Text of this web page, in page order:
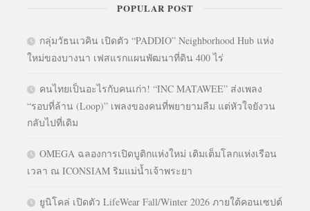
POPULAR POST
กลุ่มวัธนเวคิน เปิดตัว “PADDIO” Neighborhood Hub แห่ง
ใหม่ของบางนา เฟสแรกแผนพัฒนาที่ดิน 400 ไร่
คนไทยเป็นอะไรกับคนเก่า! “INC MATAWEE” ส่งเพลง
“รอบที่ล้าน (Loop)” เพลงของคนที่พยายามลืม แต่หัวใจยังวน
กลับไปที่เดิม
OMEGA ฉลองการเปิดบูติกแห่งใหม่ เติมเต็มโลกแห่งเรือน
เวลา ณ ICONSIAM ริมแม่น้ำเจ้าพระยา
ยูนิโคล่ เปิดตัว LifeWear Fall/Winter 2026 ภายใต้คอนเซปต์